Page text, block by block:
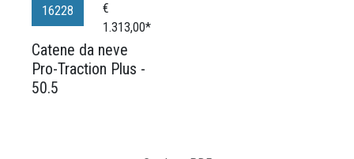
16228
€
1.313,00*
Catene da neve
Pro-Traction Plus -
50.5